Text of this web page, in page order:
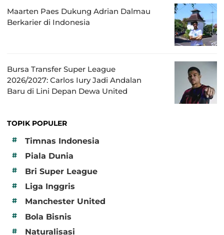
Maarten Paes Dukung Adrian Dalmau
Berkarier di Indonesia
Bursa Transfer Super League
2026/2027: Carlos Iury Jadi Andalan
Baru di Lini Depan Dewa United
TOPIK POPULER
#
Timnas Indonesia
# Piala Dunia
# Bri Super League
# Liga Inggris
# Manchester United
# Bola Bisnis
# Naturalisasi